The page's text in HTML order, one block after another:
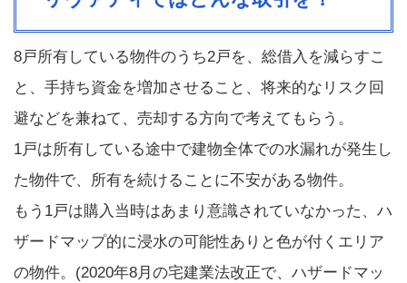
8戸所有している物件のうち2戸を、総借入を減らすこ
と、手持ち資金を増加させること、将来的なリスク回
避などを兼ねて、売却する方向で考えてもらう。
1戸は所有している途中で建物全体での水漏れが発生し
た物件で、所有を続けることに不安がある物件。
もう1戸は購入当時はあまり意識されていなかった、ハ
ザードマップ的に浸水の可能性ありと色が付くエリア
の物件。 (2020年8月の宅建業法改正で、ハザードマッ